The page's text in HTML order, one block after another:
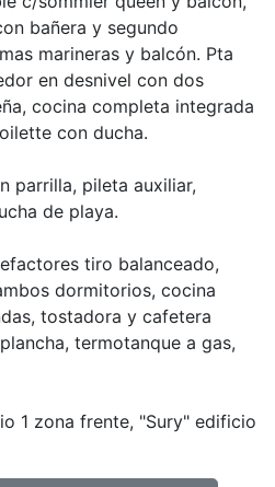
bañera y segundo
marineras y balcón. Pta
en desnivel con dos
cocina completa integrada
con ducha.
parrilla, pileta auxiliar,
de playa.
tiro balanceado,
dormitorios, cocina
tostadora y cafetera
termotanque a gas,
1 zona frente, "Sury" edificio